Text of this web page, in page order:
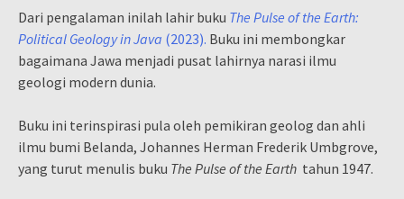
Dari pengalaman inilah lahir buku The Pulse of the Earth:
Political Geology in Java (2023). Buku ini membongkar
bagaimana Jawa menjadi pusat lahirnya narasi ilmu
geologi modern dunia.
Buku ini terinspirasi pula oleh pemikiran geolog dan ahli
ilmu bumi Belanda, Johannes Herman Frederik Umbgrove,
yang turut menulis buku The Pulse of the Earth tahun 1947.